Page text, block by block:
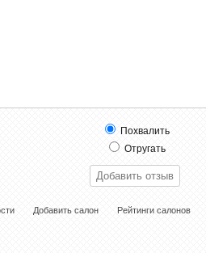
Похвалить
Отругать
Добавить салон Рейтинги салонов